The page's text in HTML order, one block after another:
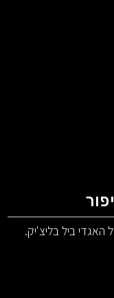
ביל בליצ'יק.